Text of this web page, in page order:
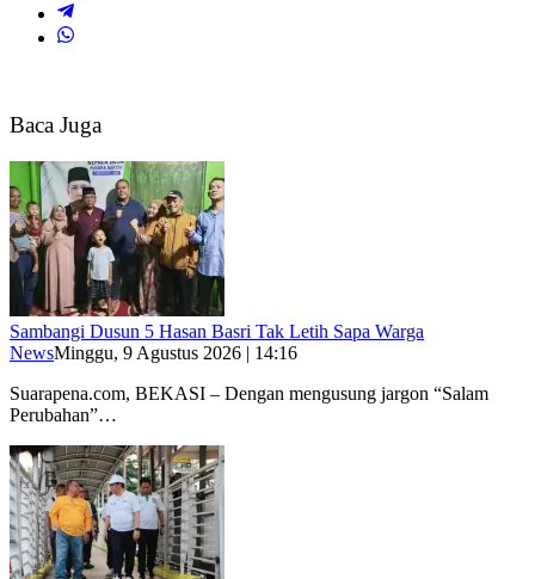
Baca Juga
Sambangi Dusun 5 Hasan Basri Tak Letih Sapa Warga
NewsMinggu, 9 Agustus 2026 | 14:16
Suarapena.com, BEKASI – Dengan mengusung jargon “Salam
Perubahan”…